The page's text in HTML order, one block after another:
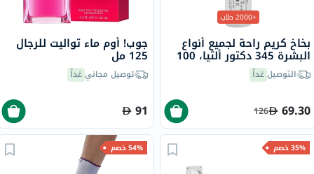
+2000 طلب
بخاخ كريم راحة لجميع أنواع
البشرة 345 دكتور ألثيا، 100
ملالتوصيلغداً
69.30
126
جوب! أوم ماء تواليت للرجال
125 مل
توصيل مجانيغداً
91
35% خصم 54% خصم